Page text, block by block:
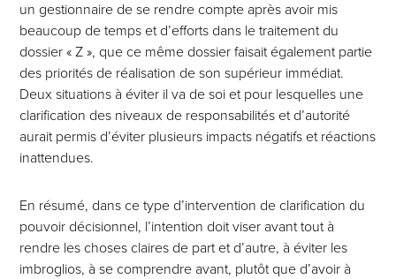
un gestionnaire de se rendre compte après avoir mis
beaucoup de temps et d’efforts dans le traitement du
dossier « Z », que ce même dossier faisait également partie
des priorités de réalisation de son supérieur immédiat.
Deux situations à éviter il va de soi et pour lesquelles une
clarification des niveaux de responsabilités et d’autorité
aurait permis d’éviter plusieurs impacts négatifs et réactions
inattendues.
En résumé, dans ce type d’intervention de clarification du
pouvoir décisionnel, l’intention doit viser avant tout à
rendre les choses claires de part et d’autre, à éviter les
imbroglios, à se comprendre avant, plutôt que d’avoir à